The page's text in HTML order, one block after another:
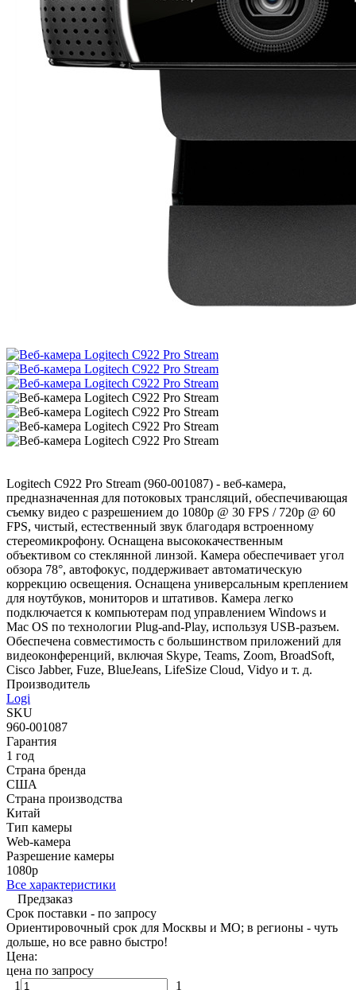
Logitech C922 Pro Stream (960-001087​) - веб-камера,
предназначенная для потоковых трансляций, обеспечивающая
съемку видео с разрешением до 1080p @ 30 FPS / 720p @ 60
FPS, чистый, естественный звук благодаря встроенному
стереомикрофону. Оснащена высококачественным
объективом со стеклянной линзой. Камера обеспечивает угол
обзора 78°, автофокус, поддерживает автоматическую
коррекцию освещения. Оснащена универсальным креплением
для ноутбуков, мониторов и штативов. Камера легко
подключается к компьютерам под управлением Windows и
Mac OS по технологии Plug-and-Play, используя USB-разъем.
Обеспечена совместимость с большинством приложений для
видеоконференций, включая Skype, Teams, Zoom, BroadSoft,
Cisco Jabber, Fuze, BlueJeans, LifeSize Cloud, Vidyo и т. д.
Производитель
Logi
SKU
960-001087
Гарантия
1 год
Страна бренда
США
Страна производства
Китай
Тип камеры
Web-камера
Разрешение камеры
1080p
Все характеристики
Предзаказ
Срок поставки - по запросу
Ориентировочный срок для Москвы и МО; в регионы - чуть
дольше, но все равно быстро!
Цена:
цена по запросу
1
1